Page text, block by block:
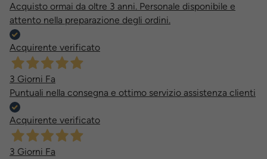
Acquisto ormai da oltre 3 anni. Personale disponibile e
attento nella preparazione degli ordini.
Acquirente verificato
3 Giorni Fa
Puntuali nella consegna e ottimo servizio assistenza clienti
Acquirente verificato
3 Giorni Fa